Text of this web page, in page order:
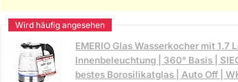
EMERIO Glas Wasserkocher mit
Innenbeleuchtung | 360° Basis |
bestes Borosilikatglas | Auto Off |